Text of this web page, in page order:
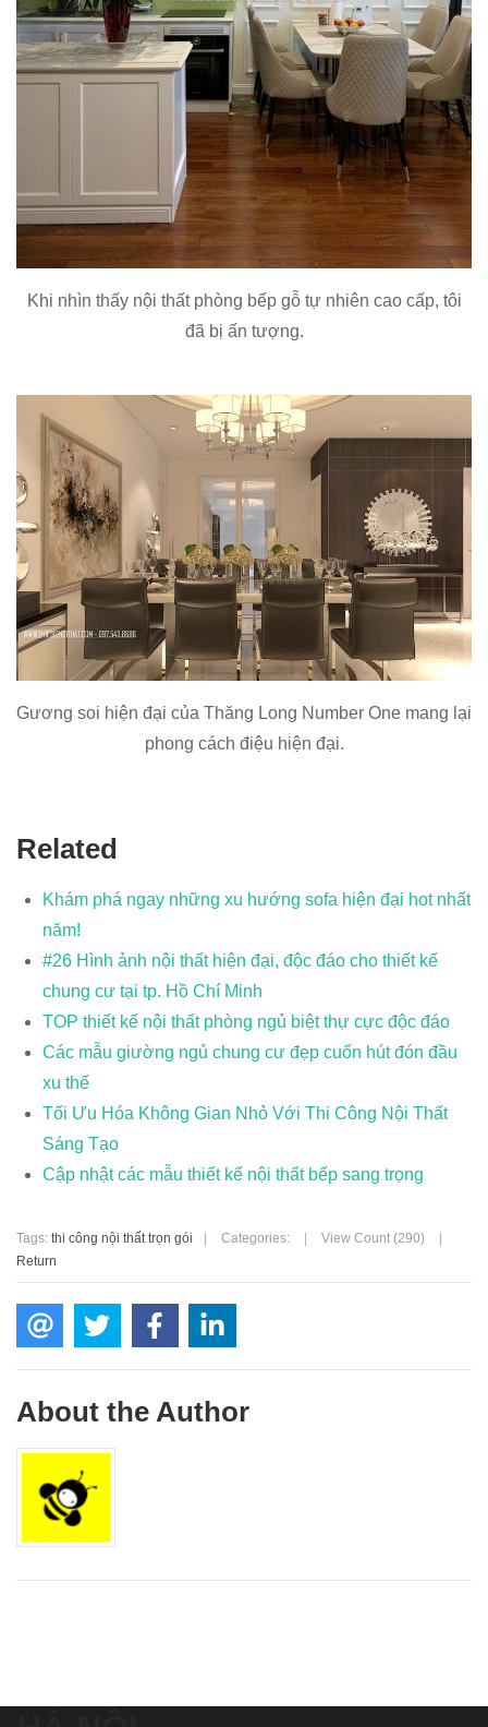
Khi nhìn thấy nội thất phòng bếp gỗ tự nhiên cao cấp, tôi
đã bị ấn tượng.
Gương soi hiện đại của Thăng Long Number One mang lại
phong cách điệu hiện đại.
Related
Khám phá ngay những xu hướng sofa hiện đại hot nhất
năm!
#26 Hình ảnh nội thất hiện đại, độc đáo cho thiết kế
chung cư tại tp. Hồ Chí Minh
TOP thiết kế nội thất phòng ngủ biệt thự cực độc đáo
Các mẫu giường ngủ chung cư đẹp cuốn hút đón đầu
xu thế
Tối Ưu Hóa Không Gian Nhỏ Với Thi Công Nội Thất
Sáng Tạo
Cập nhật các mẫu thiết kế nội thất bếp sang trọng
Tags: thi công nội thất trọn gói | Categories: | View Count (290)
|
Return
About the Author